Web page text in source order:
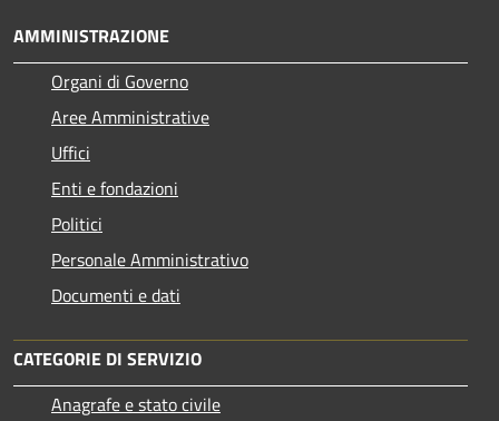
AMMINISTRAZIONE
Organi di Governo
Aree Amministrative
Uffici
Enti e fondazioni
Politici
Personale Amministrativo
Documenti e dati
CATEGORIE DI SERVIZIO
Anagrafe e stato civile